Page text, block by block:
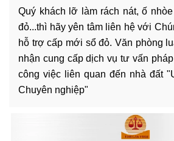
MẪU
LIÊN
HỆ
Quý khách lỡ làm rách nát, ố
đỏ...thì hãy yên tâm liên hệ với
hỗ trợ cấp mới sổ đỏ. Văn phòng
nhận cung cấp dịch vụ tư vấn
công việc liên quan đến nhà đất
Chuyên nghiệp"